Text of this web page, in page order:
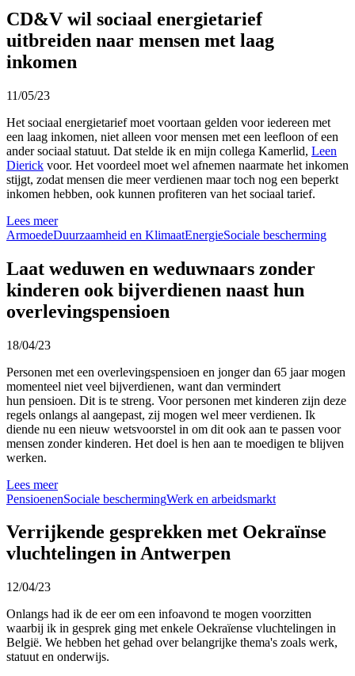
CD&V wil sociaal energietarief
uitbreiden naar mensen met laag
inkomen
11/05/23
Het sociaal energietarief moet voortaan gelden voor iedereen met
een laag inkomen, niet alleen voor mensen met een leefloon of een
ander sociaal statuut. Dat stelde ik en mijn collega Kamerlid, Leen
Dierick voor. Het voordeel moet wel afnemen naarmate het inkomen
stijgt, zodat mensen die meer verdienen maar toch nog een beperkt
inkomen hebben, ook kunnen profiteren van het sociaal tarief.
Lees meer
ArmoedeDuurzaamheid en KlimaatEnergieSociale bescherming
Laat weduwen en weduwnaars zonder
kinderen ook bijverdienen naast hun
overlevingspensioen
18/04/23
Personen met een overlevingspensioen en jonger dan 65 jaar mogen
momenteel niet veel bijverdienen, want dan vermindert
hun pensioen. Dit is te streng. Voor personen met kinderen zijn deze
regels onlangs al aangepast, zij mogen wel meer verdienen. Ik
diende nu een nieuw wetsvoorstel in om dit ook aan te passen voor
mensen zonder kinderen. Het doel is hen aan te moedigen te blijven
werken.
Lees meer
PensioenenSociale beschermingWerk en arbeidsmarkt
Verrijkende gesprekken met Oekraïnse
vluchtelingen in Antwerpen
12/04/23
Onlangs had ik de eer om een infoavond te mogen voorzitten
waarbij ik in gesprek ging met enkele Oekraïense vluchtelingen in
België. We hebben het gehad over belangrijke thema's zoals werk,
statuut en onderwijs.